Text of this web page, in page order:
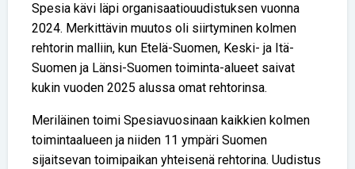
Spesia kävi läpi organisaatiouudistuksen vuonna
2024. Merkittävin muutos oli siirtyminen kolmen
rehtorin malliin, kun Etelä-Suomen, Keski- ja Itä-
Suomen ja Länsi-Suomen toiminta-alueet saivat
kukin vuoden 2025 alussa omat rehtorinsa.
Meriläinen toimi Spesia­vuosinaan kaikkien kolmen
toiminta­alueen ja niiden 11 ympäri Suomen
sijaitsevan toimipaikan yhteisenä rehtorina. Uudistus